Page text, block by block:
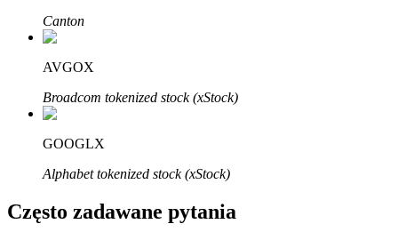
Aż do 65% prowizji!
Canton
AVGOX
Broadcom tokenized stock (xStock)
GOOGLX
Alphabet tokenized stock (xStock)
Często zadawane pytania